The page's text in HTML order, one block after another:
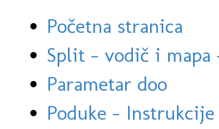
Početna stranica
Split - vodič i
Parametar doo
Poduke -